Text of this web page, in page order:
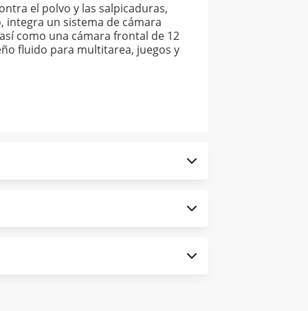
el polvo y las salpicaduras,
integra un sistema de cámara
como una cámara frontal de 12
fluido para multitarea, juegos y